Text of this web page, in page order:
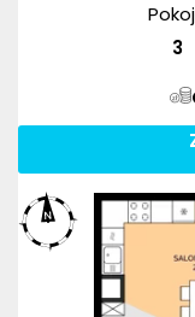
3